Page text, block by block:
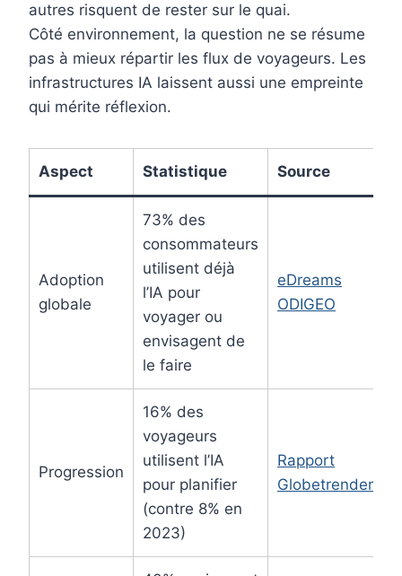
autres risquent de rester sur le quai.
Côté environnement, la question ne se résume
pas à mieux répartir les flux de voyageurs. Les
infrastructures IA laissent aussi une empreinte
qui mérite réflexion.
Aspect Statistique Source
Adoption
globale
73% des
consommateurs
utilisent déjà
l’IA pour
voyager ou
envisagent de
le faire
eDreams
ODIGEO
Progression
16% des
voyageurs
utilisent l’IA
pour planifier
(contre 8% en
2023)
Rapport
Globetrender